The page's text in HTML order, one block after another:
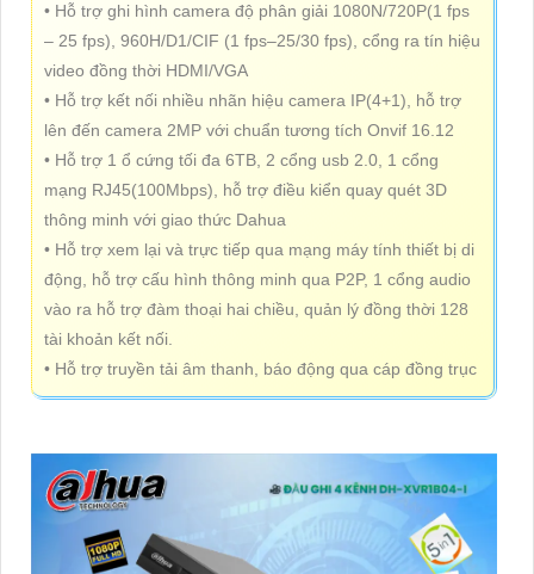
• Hỗ trợ ghi hình camera độ phân giải 1080N/720P(1 fps
– 25 fps), 960H/D1/CIF (1 fps–25/30 fps), cổng ra tín hiệu
video đồng thời HDMI/VGA
• Hỗ trợ kết nối nhiều nhãn hiệu camera IP(4+1), hỗ trợ
lên đến camera 2MP với chuẩn tương tích Onvif 16.12
• Hỗ trợ 1 ổ cứng tối đa 6TB, 2 cổng usb 2.0, 1 cổng
mạng RJ45(100Mbps), hỗ trợ điều kiển quay quét 3D
thông minh với giao thức Dahua
• Hỗ trợ xem lại và trực tiếp qua mạng máy tính thiết bị di
động, hỗ trợ cấu hình thông minh qua P2P, 1 cổng audio
vào ra hỗ trợ đàm thoại hai chiều, quản lý đồng thời 128
tài khoản kết nối.
• Hỗ trợ truyền tải âm thanh, báo động qua cáp đồng trục